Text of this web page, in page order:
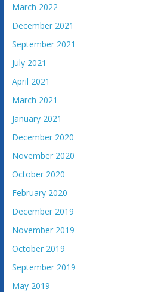
H
e
r
e
g
o
v
i
n
e
March 2022
December 2021
September 2021
July 2021
April 2021
March 2021
January 2021
December 2020
November 2020
October 2020
February 2020
December 2019
November 2019
October 2019
September 2019
May 2019